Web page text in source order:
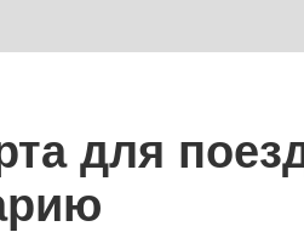
для